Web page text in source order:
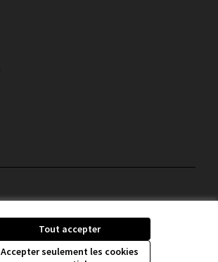
Tout accepter
Accepter seulement les cookiesLicence Creative
(Lien externe)